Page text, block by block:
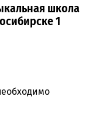
школа
1